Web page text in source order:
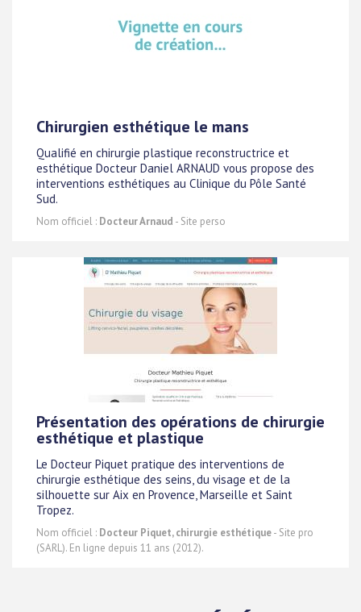
Chirurgien esthétique le mans
Qualifié en chirurgie plastique reconstructrice et
esthétique Docteur Daniel ARNAUD vous propose des
interventions esthétiques au Clinique du Pôle Santé
Sud.
Nom officiel : Docteur Arnaud - Site perso
Présentation des opérations de chirurgie
esthétique et plastique
Le Docteur Piquet pratique des interventions de
chirurgie esthétique des seins, du visage et de la
silhouette sur Aix en Provence, Marseille et Saint
Tropez.
Nom officiel : Docteur Piquet, chirurgie esthétique- Site pro
(SARL). En ligne depuis 11 ans (2012).